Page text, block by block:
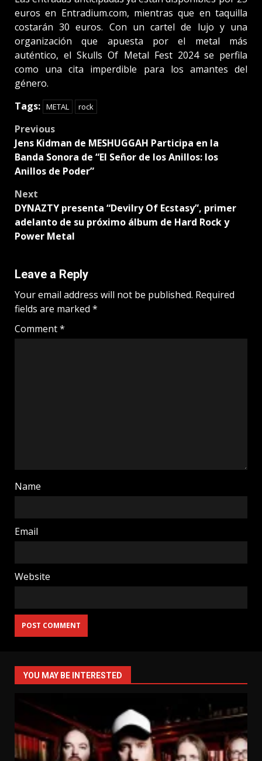
euros en Entradium.com, mientras que en taquilla
costarán 30 euros. Con un cartel de lujo y una
organización que apuesta por el metal más
auténtico, el Skulls Of Metal Fest 2024 se perfila
como una cita imperdible para los amantes del
género.
Tags: METAL rock
Post
navigation
Previous
Jens Kidman de MESHUGGAH Participa en la
Banda Sonora de “El Señor de los Anillos: los
Anillos de Poder”
Next
DYNAZTY presenta “Devilry Of Ecstasy”, primer
adelanto de su próximo álbum de Hard Rock y
Power Metal
Leave a Reply
Your email address will not be published. Required
fields are marked *
Comment*
Name
Email
Website
YOU MAY BE INTERESTED